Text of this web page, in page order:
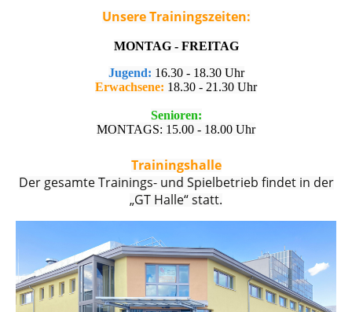
Unsere Trainingszeiten:
MONTAG - FREITAG
Jugend: 16.30 - 18.30 Uhr
Erwachsene: 18.30 - 21.30 Uhr
Senioren:
MONTAGS: 15.00 - 18.00 Uhr
Trainingshalle
Der gesamte Trainings- und Spielbetrieb findet in der
„GT Halle“ statt.